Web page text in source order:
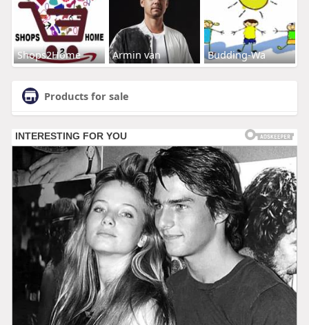
Shops2Home Armin van Budding-Wa
Products for sale